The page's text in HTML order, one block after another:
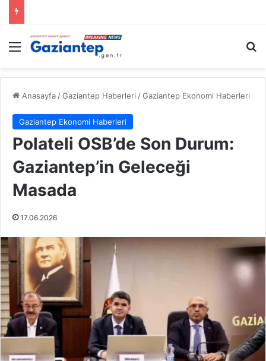
Menü
Anasayfa /Gaziantep Haberleri /Gaziantep Ekonomi Haberleri
Gaziantep Ekonomi Haberleri
Polateli OSB’de Son Durum:
Gaziantep’in Geleceği
Masada
17.06.2026